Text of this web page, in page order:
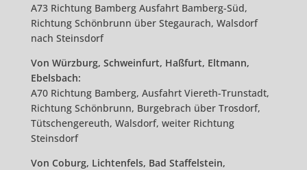
A73 Richtung Bamberg Ausfahrt Bamberg-Süd,
Richtung Schönbrunn über Stegaurach, Walsdorf
nach Steinsdorf
Von Würzburg, Schweinfurt, Haßfurt, Eltmann,
Ebelsbach:
A70 Richtung Bamberg, Ausfahrt Viereth-Trunstadt,
Richtung Schönbrunn, Burgebrach über Trosdorf,
Tütschengereuth, Walsdorf, weiter Richtung
Steinsdorf
Von Coburg, Lichtenfels, Bad Staffelstein,